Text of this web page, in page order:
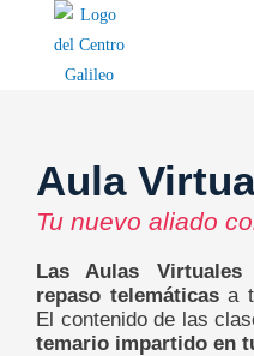
Aula
Tu nuevo aliado
Las Aulas Virtuales
repaso telemáticasa
El contenido de las
temario impartido en